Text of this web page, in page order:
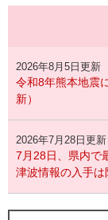
2026年8月5日更新
令和8年熊本地震
新）
2026年7月28日更新
7月28日、県内で
津波情報の入手は